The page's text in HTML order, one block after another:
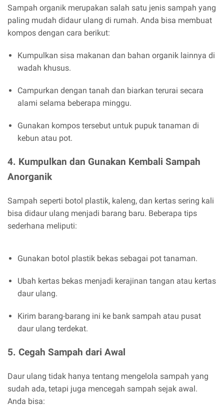
Sampah organik merupakan salah satu jenis sampah yang
paling mudah didaur ulang di rumah. Anda bisa membuat
kompos dengan cara berikut:
Kumpulkan sisa makanan dan bahan organik lainnya di
wadah khusus.
Campurkan dengan tanah dan biarkan terurai secara
alami selama beberapa minggu.
Gunakan kompos tersebut untuk pupuk tanaman di
kebun atau pot.
4. Kumpulkan dan Gunakan Kembali Sampah
Anorganik
Sampah seperti botol plastik, kaleng, dan kertas sering kali
bisa didaur ulang menjadi barang baru. Beberapa tips
sederhana meliputi:
Gunakan botol plastik bekas sebagai pot tanaman.
Ubah kertas bekas menjadi kerajinan tangan atau kertas
daur ulang.
Kirim barang-barang ini ke bank sampah atau pusat
daur ulang terdekat.
5. Cegah Sampah dari Awal
Daur ulang tidak hanya tentang mengelola sampah yang
sudah ada, tetapi juga mencegah sampah sejak awal.
Anda bisa: